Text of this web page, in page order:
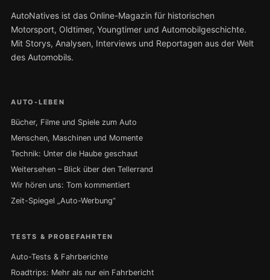
AutoNatives ist das Online-Magazin für historischen
Motorsport, Oldtimer, Youngtimer und Automobilgeschichte.
Mit Storys, Analysen, Interviews und Reportagen aus der Welt
des Automobils.
AUTO-LEBEN
Bücher, Filme und Spiele zum Auto
Menschen, Maschinen und Momente
Technik: Unter die Haube geschaut
Weitersehen – Blick über den Tellerrand
Wir hören uns: Tom kommentiert
Zeit-Spiegel „Auto-Werbung“
TESTS & PROBEFAHRTEN
Auto-Tests & Fahrberichte
Roadtrips: Mehr als nur ein Fahrbericht